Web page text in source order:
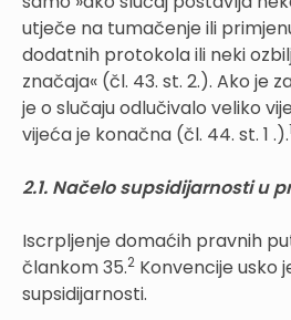
utječe na tumačenje ili
dodatnih protokola ili neki
značaja« (čl. 43. st. 2.). Ako je
je o slučaju odlučivalo veliko
vijeća je konačna (čl. 44. st. 1 .).1
2.1. Načelo supsidijarnosti u
Iscrpljenje domaćih pravnih
člankom 35.2 Konvencije usko
supsidijarnosti.